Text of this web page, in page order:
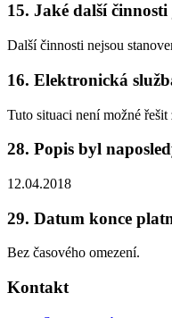
15. Jaké další
Další činnosti nejsou
16. Elektronická
Tuto situaci není možné
28. Popis byl
12.04.2018
29. Datum konce
Bez časového omezení.
Kontakt